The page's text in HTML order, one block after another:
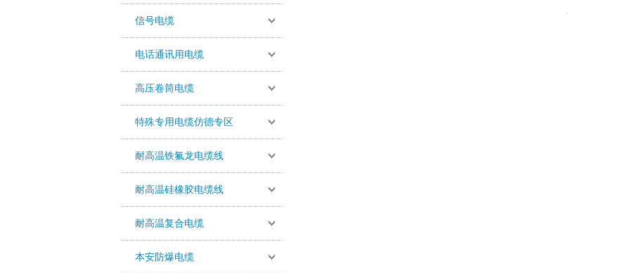
信号电缆
电话通讯用电缆
高压卷筒电缆
特殊专用电缆仿德专区
耐高温铁氟龙电缆线
耐高温硅橡胶电缆线
耐高温复合电缆
本安防爆电缆